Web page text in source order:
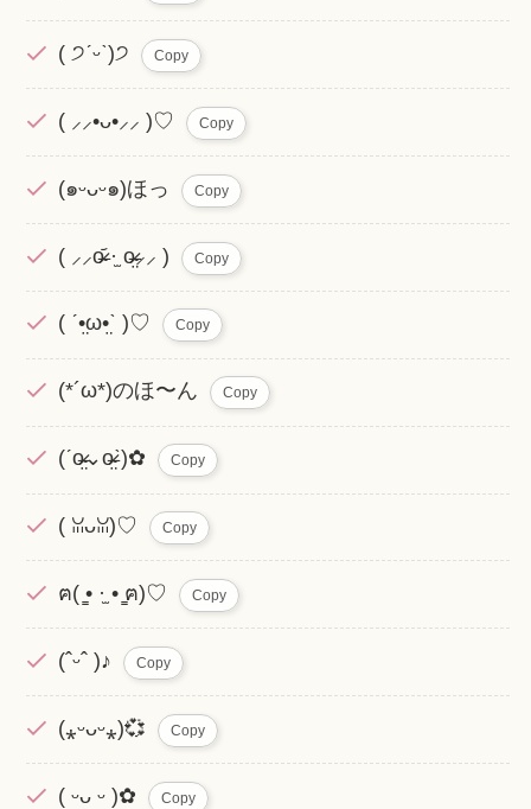
( ੭ˊᵕˋ)੭ Copy
( ⸝⸝•ᴗ•⸝⸝ )♡ Copy
(๑ᵕᴗᵕ๑)ほっ Copy
( ⸝⸝o̴̶̷᷄ ·̫ o̴̶̷̤⸝⸝ ) Copy
( ˊ•̤ω•̤ˋ )♡ Copy
(*´ω*)のほ〜ん Copy
(ˊo̴̶̷̤⌄o̴̶̷̤ˋ)✿ Copy
( ꈍᴗꈍ)♡ Copy
ฅ( ̳• ·̫ • ̳ฅ)♡ Copy
(ˆᵕˆ )♪ Copy
(⁎ᵕᴗᵕ⁎)💞 Copy
( ᵕᴗ ᵕ )✿ Copy